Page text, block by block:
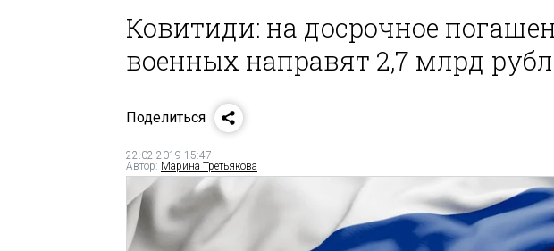
Ковитиди: на досрочное
военных направят 2,7 млрд
Поделиться
22.02.2019 15:47
Автор: Марина Третьякова